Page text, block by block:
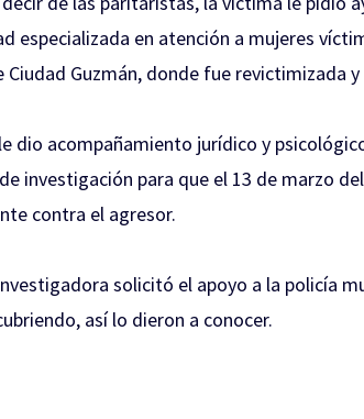
especializada en atención a mujeres
Guzmán, donde fue revictimizada
dio acompañamiento jurídico y
investigación para que el 13 de marzo
contra el agresor.
solicitó el apoyo a la policía
así lo dieron a conocer.